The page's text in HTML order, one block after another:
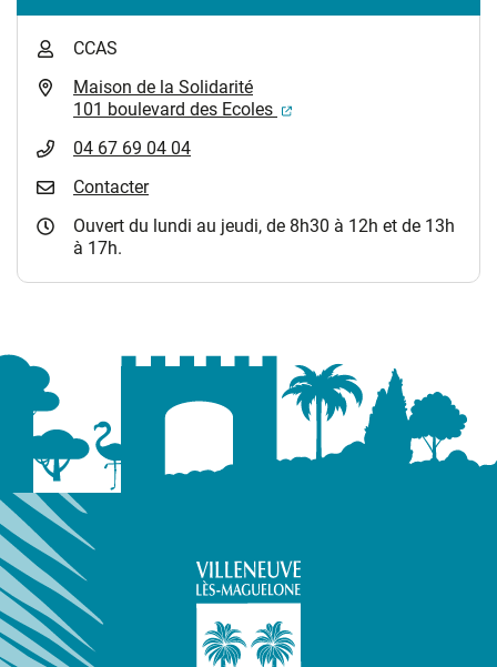
CCAS
Maison de la Solidarité
101 boulevard des Ecoles
(ouverture dans un
04 67 69 04 04
Contacter
Ouvert du lundi au jeudi, de 8h30 à 12h et de 13h
à 17h.